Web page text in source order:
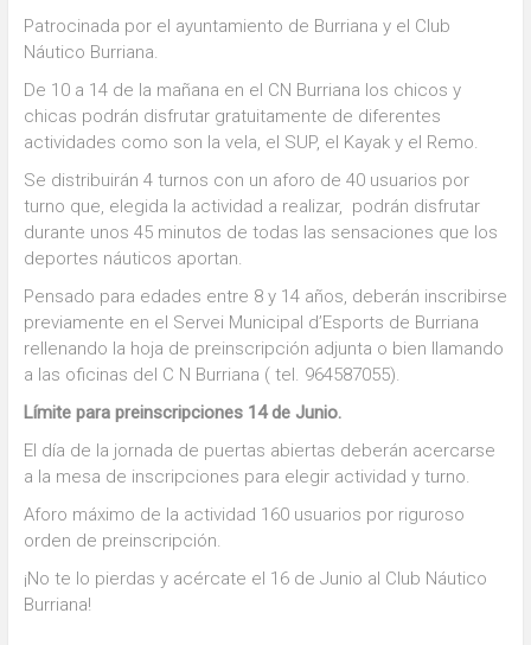
Patrocinada por el ayuntamiento de Burriana y el Club
Náutico Burriana.
De 10 a 14 de la mañana en el CN Burriana los chicos y
chicas podrán disfrutar gratuitamente de diferentes
actividades como son la vela, el SUP, el Kayak y el Remo.
Se distribuirán 4 turnos con un aforo de 40 usuarios por
turno que, elegida la actividad a realizar, podrán disfrutar
durante unos 45 minutos de todas las sensaciones que los
deportes náuticos aportan.
Pensado para edades entre 8 y 14 años, deberán inscribirse
previamente en el Servei Municipal d’Esports de Burriana
rellenando la hoja de preinscripción adjunta o bien llamando
a las oficinas del C N Burriana ( tel. 964587055).
Límite para preinscripciones 14 de Junio.
El día de la jornada de puertas abiertas deberán acercarse
a la mesa de inscripciones para elegir actividad y turno.
Aforo máximo de la actividad 160 usuarios por riguroso
orden de preinscripción.
¡No te lo pierdas y acércate el 16 de Junio al Club Náutico
Burriana!